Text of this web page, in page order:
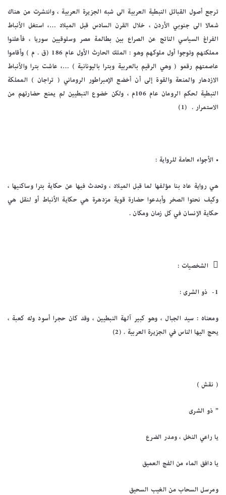
ترجع أصول القبائل النبطية العربية الى شبه الجزيرة العربية ، وانتشرت من هناك
شمالا الى جنوبي الأردن ، خلال القرن السادس قبل الميلاد …، استغل الأنباط
الفراغ السياسي الناتج عن الصراع بين بطالمة مصر وسلوقيين سوريا ، فأعلنوا
مملكتهم وتوجوا أول ملوكهم وهو : الملك الحارث الأول عام 186 (ق . م ) وأقاموا
عاصمتهم رقمو ( وهي الرقيم بالعربية وبترا باليونانية ) …، عاشت بترا والأنباط
الازدهار والمنعة والقوة إلى أن أخضع الإمبراطور الروماني ( تراجان ) المملكة
النبطية لحكم الرومان عام 106م ، ولكن خضوع النبطيين لم يمنع حضارتهم من
الاستمرار . (1)
• الأجواء العامة للرواية :
هي رواية عاد بنا مؤلفها لما قبل الميلاد ، وتحدث فيها عن حكاية بترا وساكنيها ،
وكيف نحتوا الصخر وأبدعوا حضارة قوية مزدهرة هي حكاية الأنباط أو لنقل هي
حكاية الإنسان في كل زمان ومكان .
 الشخصيات :
1- ذو الشرى :
ومعناه : سيد الجبال ، وهو كبير آلهة النبطيين ، وقد كان حجرا أسود وله كعبة ،
يحج اليها الناس في الجزيرة العربية . (2)
( نقش )
” ذو الشرى
يا راعي النخل ، ومدر الضرع
يا دافق الماء من الفج العميق
ومرسل السحاب من الغيب السحيق